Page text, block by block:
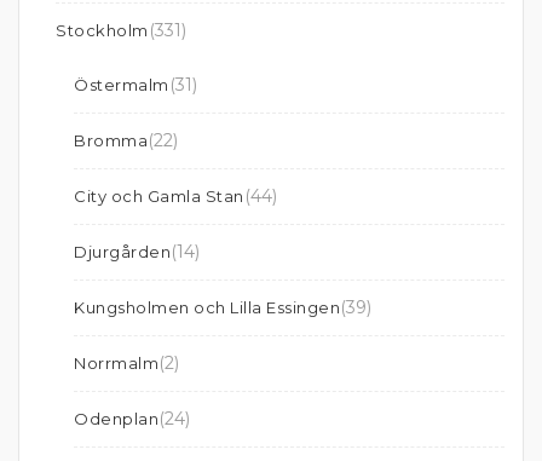
Stockholm (331)
Östermalm (31)
Bromma(22)
City och Gamla Stan (44)
Djurgården(14)
Kungsholmen och Lilla Essingen(39)
Norrmalm(2)
Odenplan(24)